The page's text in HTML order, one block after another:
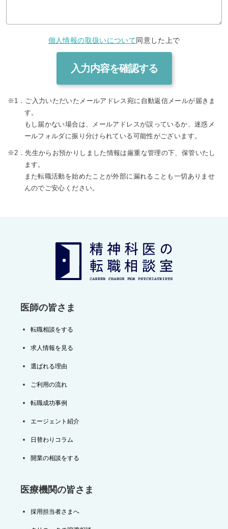
個人情報の取扱いについて 同意した上で
※1．ご入力いただいたメールアドレス宛に自動返信メールが届きま
す。
もし届かない場合は、メールアドレスが誤っているか、迷惑メ
ールフォルダに振り分けられている可能性がございます。
※2．先生からお預かりしました情報は厳重な管理の下、保管いたし
ます。
また転職活動を始めたことが外部に漏れることも一切ありませ
んのでご安心ください。
医師の皆さま
転職相談をする
求人情報を見る
選ばれる理由
ご利用の流れ
転職成功事例
エージェント紹介
日替わりコラム
開業の相談をする
医療機関の皆さま
採用担当者さまへ